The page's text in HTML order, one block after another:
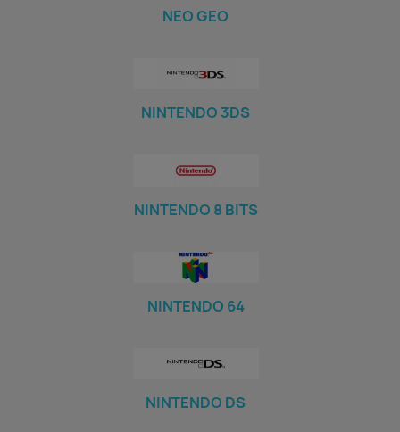
NEO GEO
NINTENDO 3DS
NINTENDO 8 BITS
NINTENDO 64
NINTENDO DS